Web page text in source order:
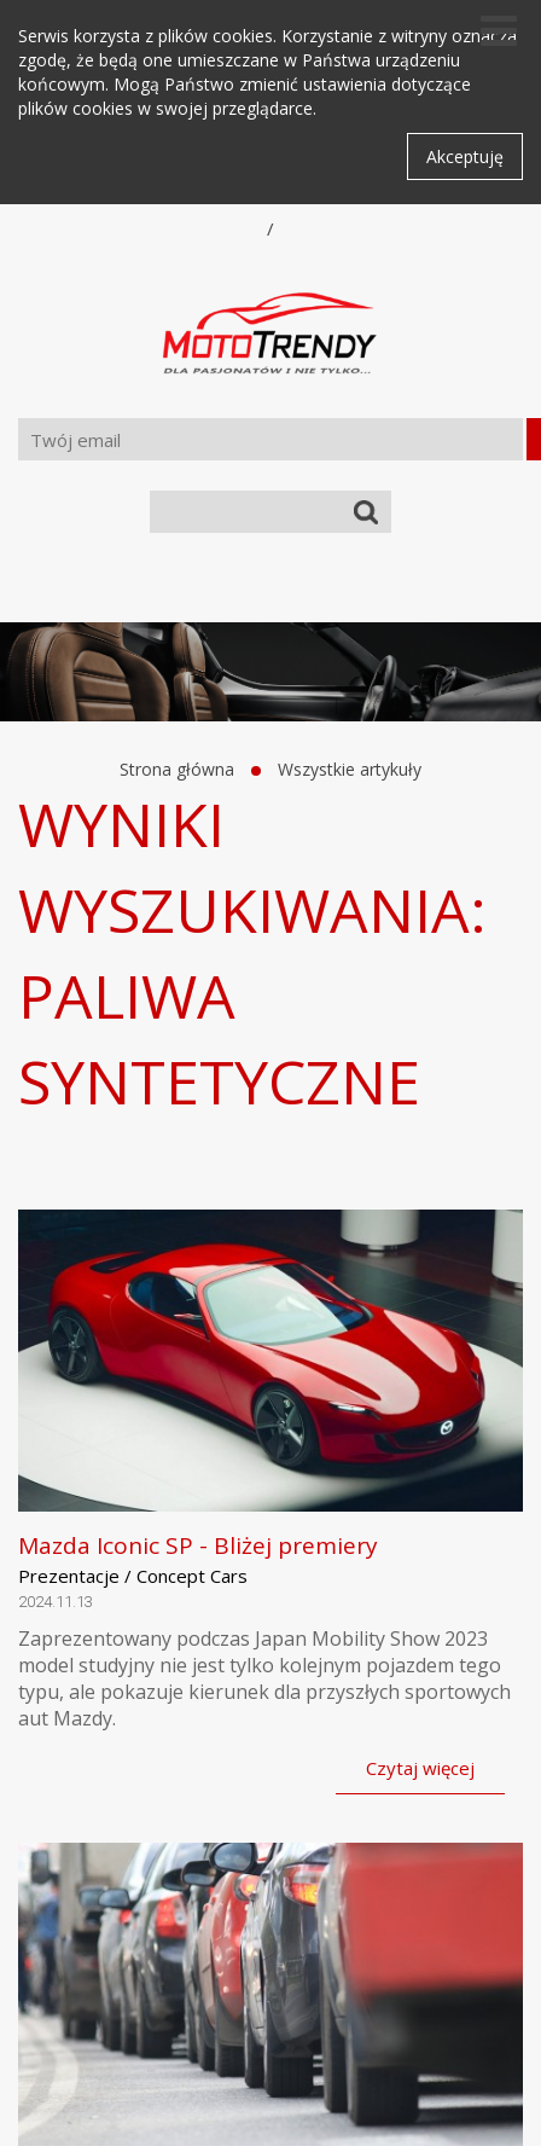
Serwis korzysta z plików cookies. Korzystanie z witryny oznacza
zgodę, że będą one umieszczane w Państwa urządzeniu
końcowym. Mogą Państwo zmienić ustawienia dotyczące
plików cookies w swojej przeglądarce.
Akceptuję
/
Strona główna Wszystkie artykuły
WYNIKI
WYSZUKIWANIA:
PALIWA
SYNTETYCZNE
Mazda Iconic SP - Bliżej premiery
Prezentacje / Concept Cars
2024.11.13
Zaprezentowany podczas Japan Mobility Show 2023
model studyjny nie jest tylko kolejnym pojazdem tego
typu, ale pokazuje kierunek dla przyszłych sportowych
aut Mazdy.
Czytaj więcej